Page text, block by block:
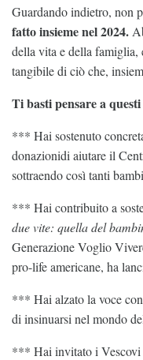
Guardando indietro, non
fatto insieme nel 2024.
della vita e della famiglia,
tangibile di ciò che,
Ti basti pensare a questi
*** Hai sostenuto
donazionidi aiutare il
sottraendo così tanti
*** Hai contribuito a
due vite: quella del
Generazione Voglio
pro-life americane, ha
*** Hai alzato la voce
di insinuarsi nel mondo
*** Hai invitato i Vescovi